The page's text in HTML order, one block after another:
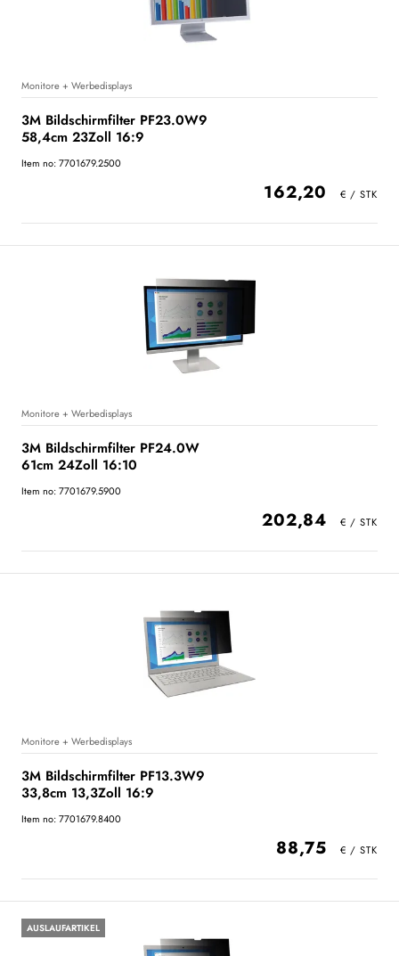
Monitore + Werbedisplays
3M Bildschirmfilter PF23.0W9
58,4cm 23Zoll 16:9
Item no: 7701679.2500
162,20
Monitore + Werbedisplays
3M Bildschirmfilter PF24.0W
61cm 24Zoll 16:10
Item no: 7701679.5900
202,84
Monitore + Werbedisplays
3M Bildschirmfilter PF13.3W9
33,8cm 13,3Zoll 16:9
Item no: 7701679.8400
88,75
AUSLAUFARTIKEL